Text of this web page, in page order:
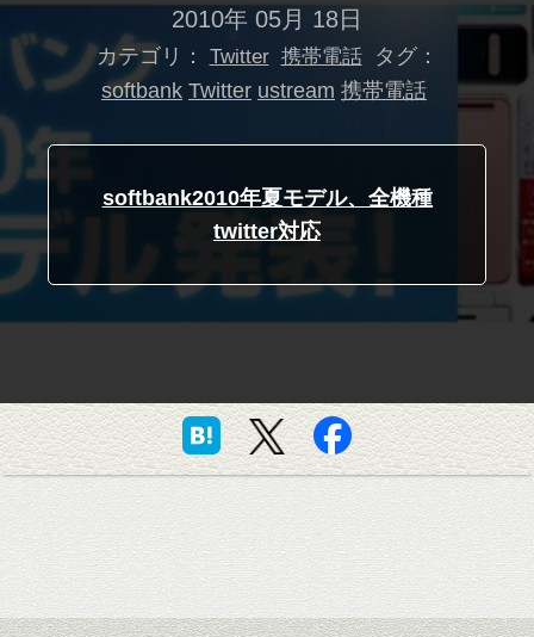
2010年 05月 18日
カテゴリ： Twitter 携帯電話
タグ：
softbank Twitter ustream 携帯電話
softbank2010年夏モデル、全機種
twitter対応